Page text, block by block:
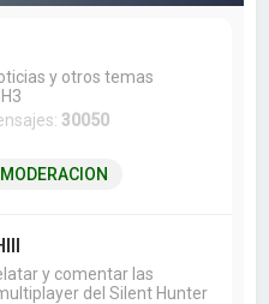
y otros temas
30050
MODERACION
y comentar las
del Silent Hunter